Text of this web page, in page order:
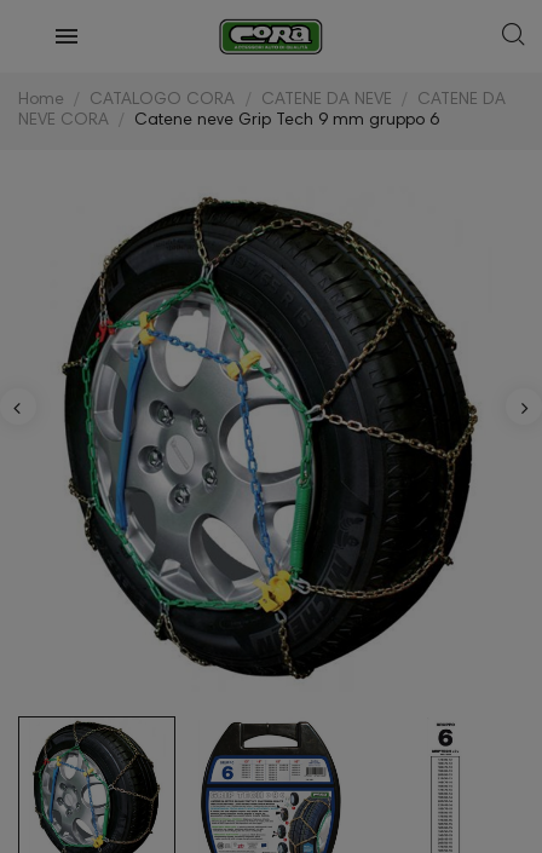
Home CATALOGO CORA CATENE DA NEVE
CATENE DA
NEVE CORA
Catene neve Grip Tech 9 mm gruppo 6